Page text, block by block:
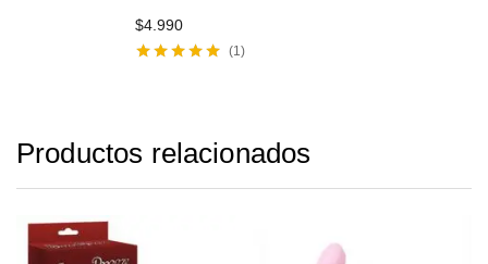
$4.990
1
Productos relacionados